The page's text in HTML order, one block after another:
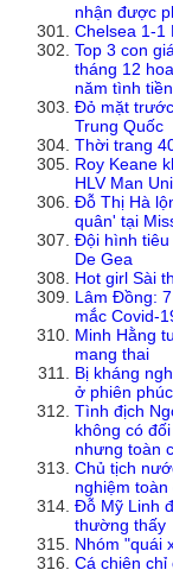
nhận được
Chelsea 1-1
Top 3 con
tháng 12
năm tình
Đỏ mặt
Trung Quốc
Thời trang
Roy Keane
HLV Man
Đỗ Thị Hà
quân' tại
Đội hình tiêu
De Gea
Hot girl Sài
Lâm Đồng:
mắc Covid-
Minh Hằng
mang thai
Bị kháng
ở phiên
Tình địch
không có
nhưng toàn
Chủ tịch
nghiệm toàn
Đỗ Mỹ Linh
thường thấy
Nhóm "quái
Cá chiên chỉ